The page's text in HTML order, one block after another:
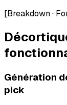
[Breakdown ·
Génération
pick